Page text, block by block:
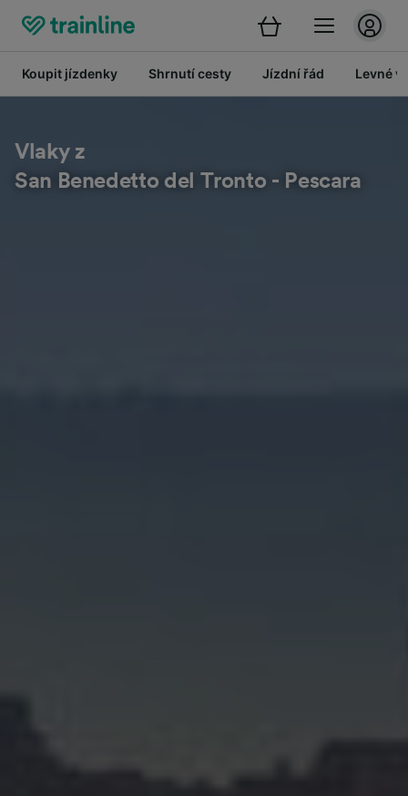
Koupit jízdenky Shrnutí cesty Jízdní řád Levné
Vlaky z
San Benedetto del Tronto - Pescara